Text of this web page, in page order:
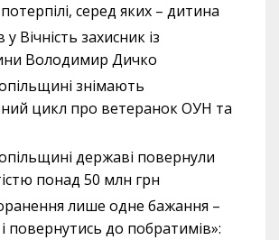
серед яких – дитина
Вічність захисник із
Володимир Дичко
знімають
цикл про ветеранок ОУН та
державі повернули
понад 50 млн грн
лише одне бажання –
повернутись до побратимів»: